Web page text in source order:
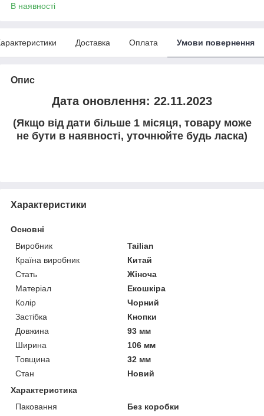
В наявності
Доставка Оплата Умови повернення
Опис
Дата оновлення: 22.11.2023
(Якщо від дати більше 1 місяця, товару може
не бути в наявності, уточнюйте будь ласка)
Характеристики
Основні
Виробник
Tailian
Країна виробник
Китай
Стать
Жіноча
Матеріал
Екошкіра
Колір
Чорний
Застібка
Кнопки
Довжина
93 мм
Ширина
106 мм
Товщина
32 мм
Стан
Новий
Характеристика
Паковання
Без коробки